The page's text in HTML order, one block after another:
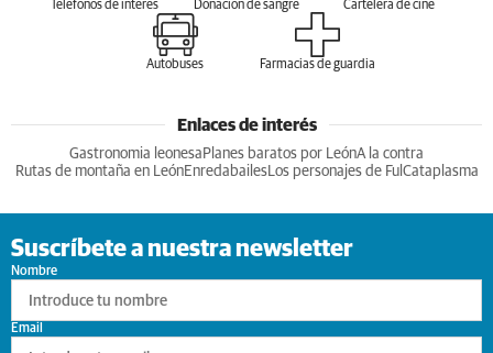
Teléfonos de interés Donación de sangre Cartelera de cine
Autobuses Farmacias de guardia
Enlaces de interés
Gastronomia leonesa Planes baratos por LeónA la contra
Rutas de montaña en LeónEnredabailesLos personajes de Ful Cataplasma
Suscríbete a nuestra newsletter
Nombre
Email